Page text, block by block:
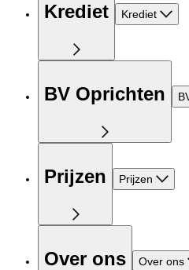
Krediet Krediet
BV Oprichten
Prijzen Prijzen
Over ons Over ons